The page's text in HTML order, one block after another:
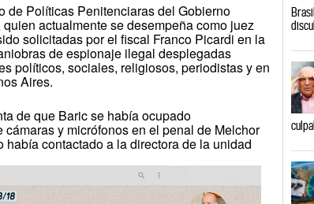
de Políticas Penitenciaras del Gobierno
actualmente se desempeña como juez
solicitadas por el fiscal Franco Picardi en la
de espionaje ilegal desplegadas
políticos, sociales, religiosos, periodistas y en
Aires.
de que Baric se había ocupado
y micrófonos en el penal de Melchor
contactado a la directora de la unidad